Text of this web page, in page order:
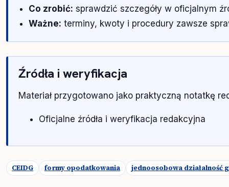
Co zrobić: sprawdzić szczegóły w oficjalnym
Ważne: terminy, kwoty i procedury zawsze
Źródła i weryfikacja
Materiał przygotowano jako praktyczną notatkę
Oficjalne źródła i weryfikacja redakcyjna
CEIDG formy opodatkowania jednoosobowa działalność